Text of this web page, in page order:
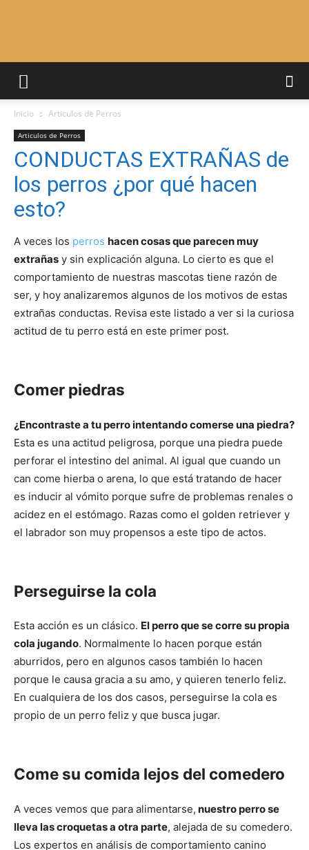
Adiestrar
–
Razas
de
Fotos
Cachorros
Inicio Articulos de Perros
Articulos de Perros
CONDUCTAS EXTRAÑAS de
los perros ¿por qué hacen
esto?
A veces los perros hacen cosas que parecen muy
extrañas y sin explicación alguna. Lo cierto es que el
comportamiento de nuestras mascotas tiene razón de
ser, y hoy analizaremos algunos de los motivos de estas
extrañas conductas. Revisa este listado a ver si la curiosa
actitud de tu perro está en este primer post.
Comer piedras
¿Encontraste a tu perro intentando comerse una piedra?
Esta es una actitud peligrosa, porque una piedra puede
perforar el intestino del animal. Al igual que cuando un
can come hierba o arena, lo que está tratando de hacer
es inducir al vómito porque sufre de problemas renales o
acidez en el estómago. Razas como el golden retriever y
el labrador son muy propensos a este tipo de actos.
Perseguirse la cola
Esta acción es un clásico. El perro que se corre su propia
cola jugando. Normalmente lo hacen porque están
aburridos, pero en algunos casos también lo hacen
porque le causa gracia a su amo, y quieren tenerlo feliz.
En cualquiera de los dos casos, perseguirse la cola es
propio de un perro feliz y que busca jugar.
Come su comida lejos del comedero
A veces vemos que para alimentarse, nuestro perro se
lleva las croquetas a otra parte, alejada de su comedero.
Los expertos en análisis de comportamiento canino